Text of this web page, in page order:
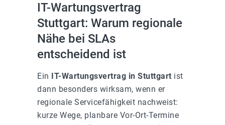
IT-Wartungsvertrag
Stuttgart: Warum regionale
Nähe bei SLAs
entscheidend ist
Ein IT-Wartungsvertrag in Stuttgart ist
dann besonders wirksam, wenn er
regionale Servicefähigkeit nachweist:
kurze Wege, planbare Vor-Ort-Termine